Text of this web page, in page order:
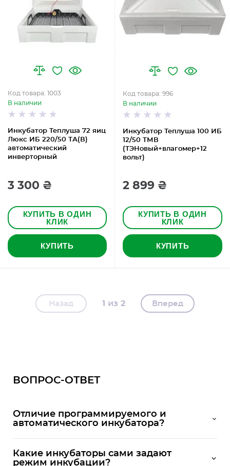
Инкубатор Теплуша 72 яиц
Люкс ИБ 220/50 ТА(В)
автоматический
инверторный
Код товара: 1003
В наличии
3 300 ₴
КУПИТЬ В ОДИН
КЛИК
КУПИТЬ
Инкубатор Теплуша 100 ИБ
12/50 ТМВ
(ТЭНовый+влагомер+12
вольт)
Код товара: 996
В наличии
2 899 ₴
КУПИТЬ В ОДИН
КЛИК
КУПИТЬ
Назад 1 2 Вперед
ВОПРОС-ОТВЕТ
Отличие программируемого и
автоматического инкубатора?
Какие инкубаторы сами задают
режим инкубации?